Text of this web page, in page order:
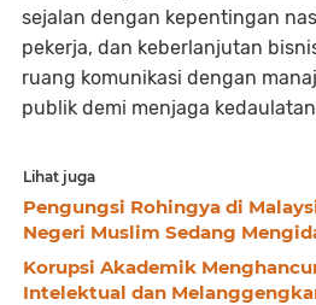
sejalan dengan kepentingan
pekerja, dan keberlanjutan
ruang komunikasi dengan
publik demi menjaga
Lihat juga
Pengungsi Rohingya di
Negeri Muslim Sedang
Korupsi Akademik
Intelektual dan